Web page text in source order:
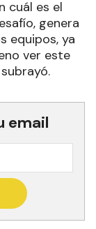
cuál es el
genera
equipos, ya
ver este
email